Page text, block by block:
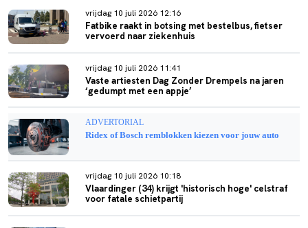
vrijdag 10 juli 2026 12:16
Fatbike raakt in botsing met bestelbus, fietser
vervoerd naar ziekenhuis
vrijdag 10 juli 2026 11:41
Vaste artiesten Dag Zonder Drempels na jaren
‘gedumpt met een appje’
ADVERTORIAL
Ridex of Bosch remblokken kiezen voor jouw auto
vrijdag 10 juli 2026 10:18
Vlaardinger (34) krijgt 'historisch hoge' celstraf
voor fatale schietpartij